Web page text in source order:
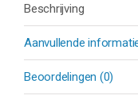
Beschrijving
Aanvullende
Beoordelingen (0)